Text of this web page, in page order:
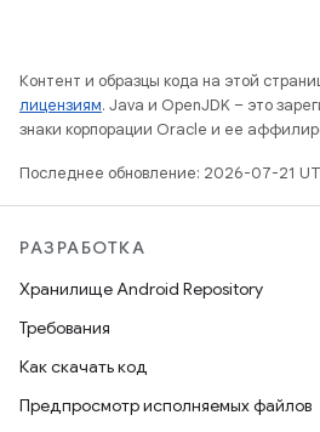
Контент и образцы кода на этой
лицензиям. Java и OpenJDK – это
знаки корпорации Oracle и ее
Последнее обновление: 2026-07-21
РАЗРАБОТКА
Хранилище Android Repository
Требования
Как скачать код
Предпросмотр исполняемых файлов